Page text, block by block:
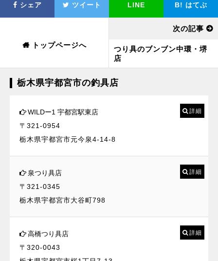
シェア ツイート LINE B! はてぶ
トップページへ
次の記事
つり具のブンブン中環・堺
店
栃木県宇都宮市の釣具店
WILDー1 宇都宮駅東店
〒321-0954
栃木県宇都宮市元今泉4-14-8
詳細
泉つり具店
〒321-0345
栃木県宇都宮市大谷町798
詳細
高橋つり具店
〒320-0043
詳細